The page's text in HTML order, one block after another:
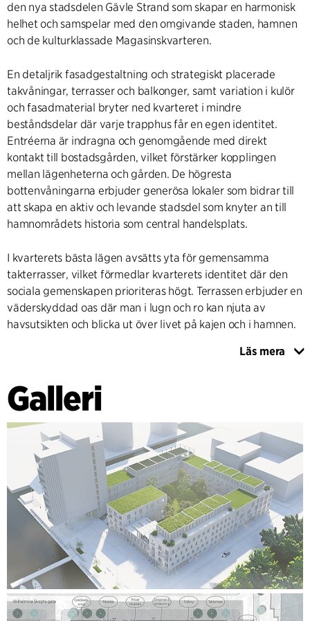
den nya stadsdelen Gävle Strand som skapar en harmonisk
helhet och samspelar med den omgivande staden, hamnen
och de kulturklassade Magasinskvarteren.
En detaljrik fasadgestaltning och strategiskt placerade
takvåningar, terrasser och balkonger, samt variation i kulör
och fasadmaterial bryter ned kvarteret i mindre
beståndsdelar där varje trapphus får en egen identitet.
Entréerna är indragna och genomgående med direkt
kontakt till bostadsgården, vilket förstärker kopplingen
mellan lägenheterna och gården. De högresta
bottenvåningarna erbjuder generösa lokaler som bidrar till
att skapa en aktiv och levande stadsdel som knyter an till
hamnområdets historia som central handelsplats.
I kvarterets bästa lägen avsätts yta för gemensamma
takterrasser, vilket förmedlar kvarterets identitet där den
sociala gemenskapen prioriteras högt. Terrassen erbjuder en
väderskyddad oas där man i lugn och ro kan njuta av
havsutsikten och blicka ut över livet på kajen och i hamnen.
alla delar med flera miljömärkningar. Byggnadernas
stomme i trä alternativt hybridstomme bekläs med en
träpanel och kompletteras med balkonger i trä. På taken
nyttjas södervända ytor för solcellsteknik. Övriga takytor är
täckta med sedum och på gavlarna letar sig klätterväxter
upp. Det kommer även finnas växthus och
odlingsmöjligheter.
Läs mera
Galleri